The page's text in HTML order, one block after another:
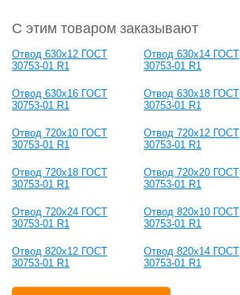
С этим товаром заказывают
Отвод 630х12 ГОСТ
30753-01 R1
Отвод 630x14 ГОСТ
30753-01 R1
Отвод 630x16 ГОСТ
30753-01 R1
Отвод 630x18 ГОСТ
30753-01 R1
Отвод 720х10 ГОСТ
30753-01 R1
Отвод 720х12 ГОСТ
30753-01 R1
Отвод 720х18 ГОСТ
30753-01 R1
Отвод 720х20 ГОСТ
30753-01 R1
Отвод 720х24 ГОСТ
30753-01 R1
Отвод 820х10 ГОСТ
30753-01 R1
Отвод 820х12 ГОСТ
30753-01 R1
Отвод 820х14 ГОСТ
30753-01 R1